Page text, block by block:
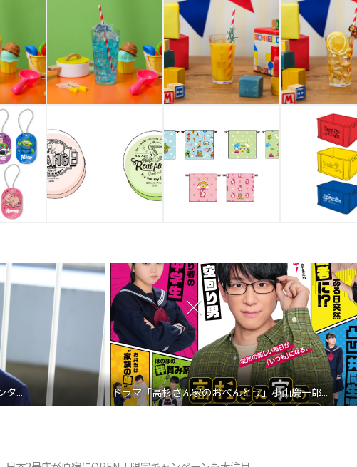
郎... 映画『わたしの幸せな結婚』髙石あかり インタ...